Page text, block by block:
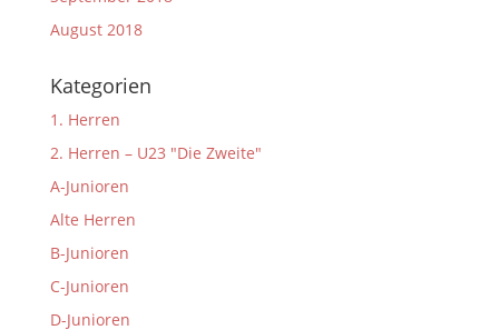
August 2018
Kategorien
1. Herren
2. Herren – U23 "Die Zweite"
A-Junioren
Alte Herren
B-Junioren
C-Junioren
D-Junioren